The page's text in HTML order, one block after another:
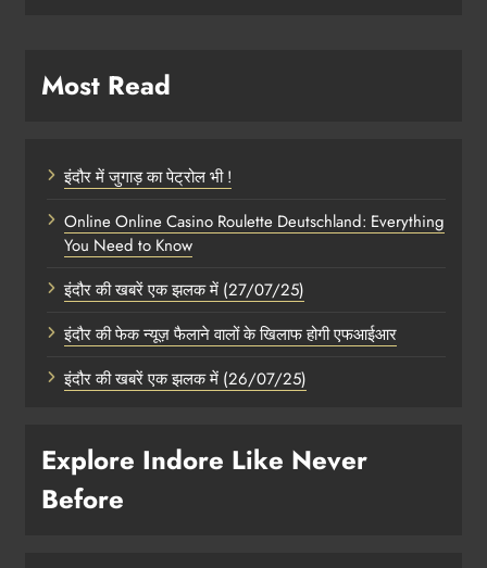
Most Read
इंदौर में जुगाड़ का पेट्रोल भी !
Online Online Casino Roulette Deutschland: Everything
You Need to Know
इंदौर की खबरें एक झलक में (27/07/25)
इंदौर की फेक न्यूज़ फैलाने वालों के खिलाफ होगी एफआईआर
इंदौर की खबरें एक झलक में (26/07/25)
Explore Indore Like Never
Before